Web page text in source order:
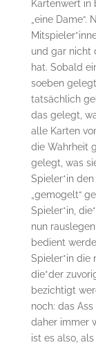
Kartenwert in
„eine
und gar nicht
hat. Sobald
soeben
tatsächlich
das gelegt,
alle Karten
die Wahrheit
gelegt, was
Spieler*in
„gemogelt“
Spieler*in,
nun
bedient
Spieler*in die
die*der
bezichtigt
noch: das
daher immer
ist es also,